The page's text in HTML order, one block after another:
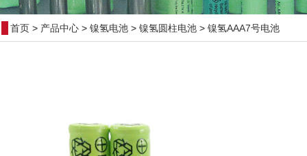
首页 > 产品中心 > 镍氢电池 > 镍氢圆柱电池 > 镍氢AAA7号电池